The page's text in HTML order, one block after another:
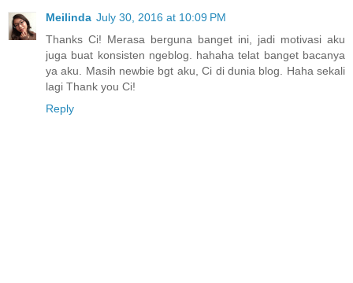
Meilinda July 30, 2016 at 10:09 PM
Thanks Ci! Merasa berguna banget ini, jadi motivasi aku
juga buat konsisten ngeblog. hahaha telat banget bacanya
ya aku. Masih newbie bgt aku, Ci di dunia blog. Haha sekali
lagi Thank you Ci!
Reply